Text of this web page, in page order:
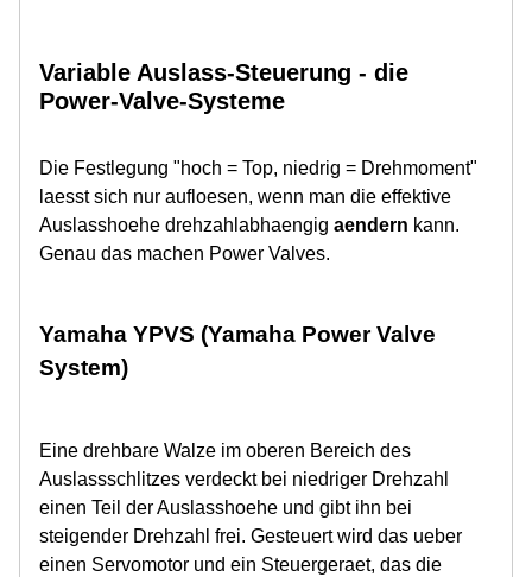
Variable Auslass-Steuerung - die
Power-Valve-Systeme
Die Festlegung "hoch = Top, niedrig = Drehmoment"
laesst sich nur aufloesen, wenn man die effektive
Auslasshoehe drehzahlabhaengig aendern kann.
Genau das machen Power Valves.
Yamaha YPVS (Yamaha Power Valve
System)
Eine drehbare Walze im oberen Bereich des
Auslassschlitzes verdeckt bei niedriger Drehzahl
einen Teil der Auslasshoehe und gibt ihn bei
steigender Drehzahl frei. Gesteuert wird das ueber
einen Servomotor und ein Steuergeraet, das die